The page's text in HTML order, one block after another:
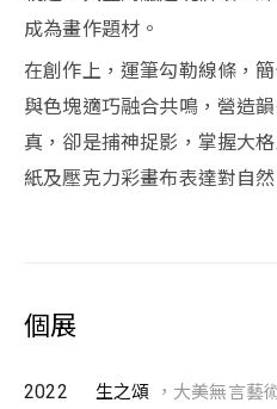
成為畫作題材。
在創作上，運筆勾勒線條，
與色塊適巧融合共鳴，營造
真，卻是捕神捉影，掌握大
紙及壓克力彩畫布表達對自
個展
2022 生之頌 ，大美無言藝